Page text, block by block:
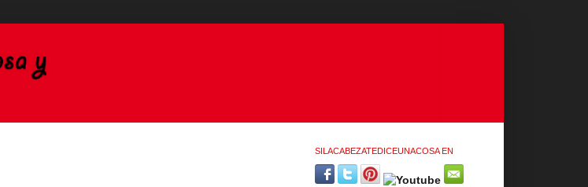
SILACABEZATEDICEUNACOSA EN